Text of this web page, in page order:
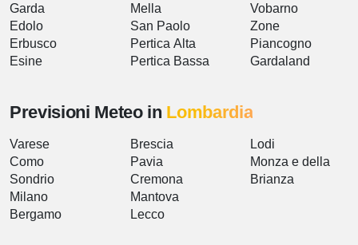
Garda
Edolo
Erbusco
Esine
Mella
San Paolo
Pertica Alta
Pertica Bassa
Vobarno
Zone
Piancogno
Gardaland
Previsioni Meteo in Lombardia
Varese
Como
Sondrio
Milano
Bergamo
Brescia
Pavia
Cremona
Mantova
Lecco
Lodi
Monza e della
Brianza